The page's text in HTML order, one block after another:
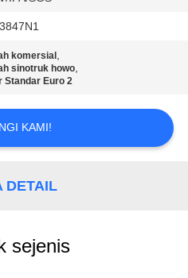
komersial ,
sinotruk howo,
Standar Euro 2
KAMI!
DETAIL
sejenis